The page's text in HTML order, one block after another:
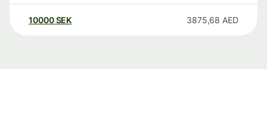
10000 SEK 3875,68 AED